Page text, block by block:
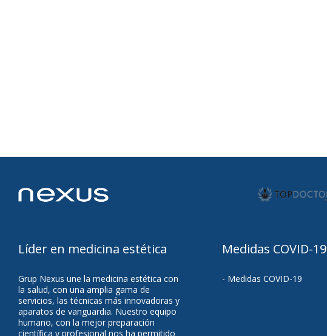
Líder en medicina estética
Grup Nexus une la medicina estética con
la salud, con una amplia gama de
servicios, las técnicas más innovadoras y
aparatos de vanguardia. Nuestro equipo
humano, con la mejor preparación
científica y profesional nos ha permitido
Medidas COVID-19
- Medidas COVID-19